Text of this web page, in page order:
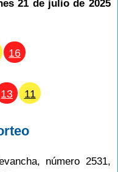
21 de julio de 2025
16
13 11
número 2531,